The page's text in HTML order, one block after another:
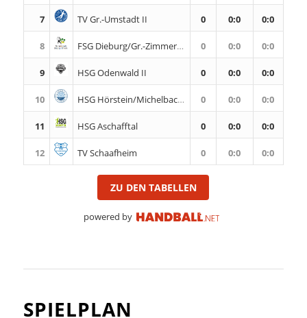
7 TV Gr.-Umstadt II 0 0:0 0:0
8 FSG Dieburg/Gr.-Zimmern II 0 0:0 0:0
9 HSG Odenwald II 0 0:0 0:0
10 HSG Hörstein/Michelbach II 0 0:0 0:0
11 HSG Aschafftal 0 0:0 0:0
12 TV Schaafheim 0 0:0 0:0
ZU DEN TABELLEN
powered by
SPIELPLAN